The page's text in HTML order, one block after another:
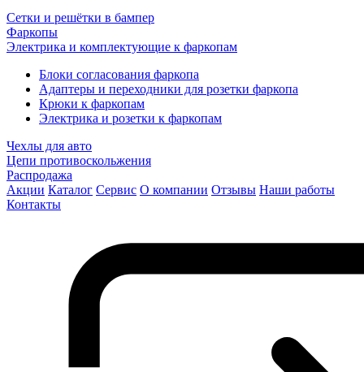
Сетки и решётки в бампер
Фаркопы
Электрика и комплектующие к фаркопам
Блоки согласования фаркопа
Адаптеры и переходники для розетки фаркопа
Крюки к фаркопам
Электрика и розетки к фаркопам
Чехлы для авто
Цепи противоскольжения
Распродажа
Акции Каталог Сервис О компании Отзывы Наши работы
Контакты